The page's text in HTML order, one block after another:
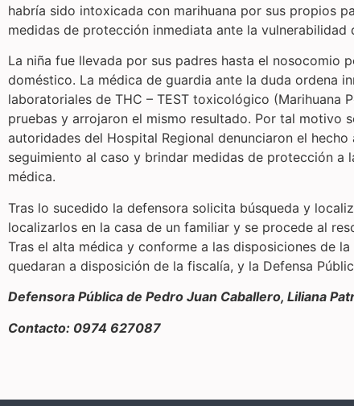
habría sido intoxicada con marihuana por sus propios
medidas de protección inmediata ante la vulnerabilidad
La niña fue llevada por sus padres hasta el
doméstico. La médica de guardia ante la duda ordena
laboratoriales de THC – TEST toxicológico (Marihuana
pruebas y arrojaron el mismo resultado. Por tal motivo
autoridades del Hospital Regional denunciaron el
seguimiento al caso y brindar medidas de protección a
médica.
Tras lo sucedido la defensora solicita búsqueda y
localizarlos en la casa de un familiar y se procede al
Tras el alta médica y conforme a las disposiciones de
quedaran a disposición de la fiscalía, y la Defensa
Defensora Pública de Pedro Juan Caballero, Liliana
Contacto: 0974 627087